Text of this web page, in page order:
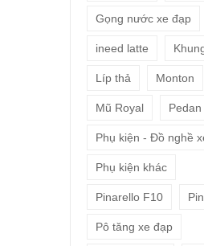
Gọng nước xe đạp
ineed latte
Líp thả Monton
Mũ Royal Pedan
Phụ kiện - Đồ nghề
Phụ kiện khác
Pinarello F10
Pô tăng xe đạp